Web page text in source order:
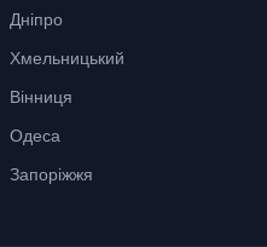
Дніпро
Хмельницький
Вінниця
Одеса
Запоріжжя